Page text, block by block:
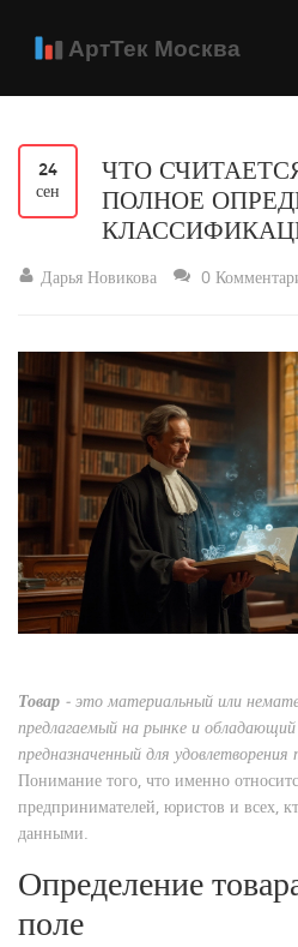
24
сен
ЧТО
ПОЛНОЕ
Дарья Новикова 0
Товар - этоматериальный или
предлагаемый на рынке и
предназначенный для
Понимание того, что именно
предпринимателей, юристов и всех,
данными.
Определение
поле